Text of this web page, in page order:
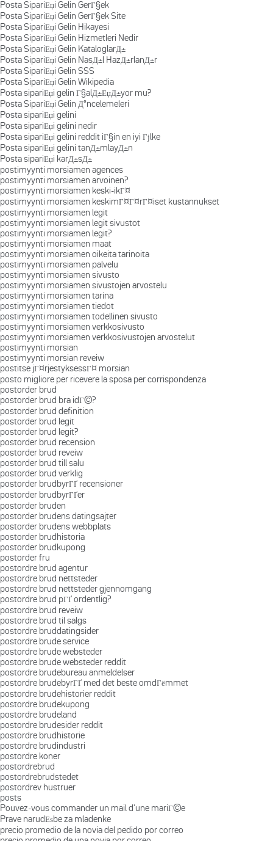
Posta SipariЕџi Gelin GerГ§ek
Posta SipariЕџi Gelin GerГ§ek Site
Posta SipariЕџi Gelin Hikayesi
Posta SipariЕџi Gelin Hizmetleri Nedir
Posta SipariЕџi Gelin KataloglarД±
Posta SipariЕџi Gelin NasД±l HazД±rlanД±r
Posta SipariЕџi Gelin SSS
Posta SipariЕџi Gelin Wikipedia
Posta sipariЕџi gelin Г§alД±ЕџД±yor mu?
Posta SipariЕџi Gelin Д°ncelemeleri
Posta sipariЕџi gelini
Posta sipariЕџi gelini nedir
Posta sipariЕџi gelini reddit iГ§in en iyi Гјlke
Posta sipariЕџi gelini tanД±mlayД±n
Posta sipariЕџi karД±sД±
postimyynti morsiamen agences
postimyynti morsiamen arvoinen?
postimyynti morsiamen keski-ikГ¤
postimyynti morsiamen keskimГ¤Г¤rГ¤iset kustannukset
postimyynti morsiamen legit
postimyynti morsiamen legit sivustot
postimyynti morsiamen legit?
postimyynti morsiamen maat
postimyynti morsiamen oikeita tarinoita
postimyynti morsiamen palvelu
postimyynti morsiamen sivusto
postimyynti morsiamen sivustojen arvostelu
postimyynti morsiamen tarina
postimyynti morsiamen tiedot
postimyynti morsiamen todellinen sivusto
postimyynti morsiamen verkkosivusto
postimyynti morsiamen verkkosivustojen arvostelut
postimyynti morsian
postimyynti morsian reveiw
postitse jГ¤rjestyksessГ¤ morsian
posto migliore per ricevere la sposa per corrispondenza
postorder brud
postorder brud bra idГ©?
postorder brud definition
postorder brud legit
postorder brud legit?
postorder brud recension
postorder brud reveiw
postorder brud till salu
postorder brud verklig
postorder brudbyrГҐ recensioner
postorder brudbyrГҐer
postorder bruden
postorder brudens datingsajter
postorder brudens webbplats
postorder brudhistoria
postorder brudkupong
postorder fru
postordre brud agentur
postordre brud nettsteder
postordre brud nettsteder gjennomgang
postordre brud pГҐ ordentlig?
postordre brud reveiw
postordre brud til salgs
postordre bruddatingsider
postordre brude service
postordre brude websteder
postordre brude websteder reddit
postordre brudebureau anmeldelser
postordre brudebyrГҐ med det beste omdГёmmet
postordre brudehistorier reddit
postordre brudekupong
postordre brudeland
postordre brudesider reddit
postordre brudhistorie
postordre brudindustri
postordre koner
postordrebrud
postordrebrudstedet
postordrev hustruer
posts
Pouvez-vous commander un mail d'une mariГ©e
Prave narudЕѕbe za mladenke
precio promedio de la novia del pedido por correo